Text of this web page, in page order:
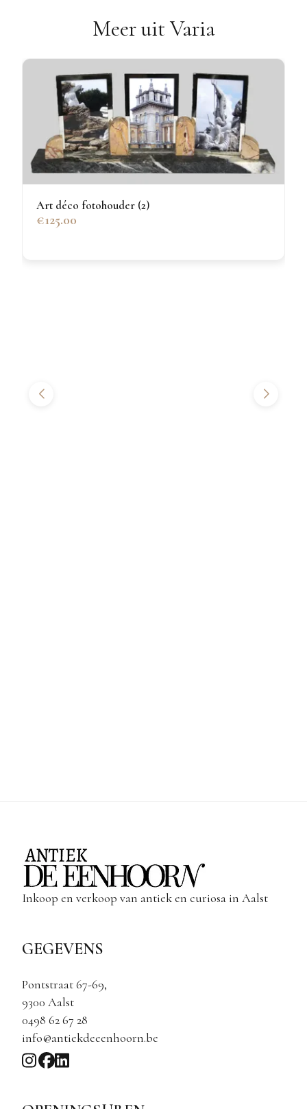
Meer uit Varia
Art déco fotohouder (2)
€125.00
Inkoop en verkoop van antiek en curiosa in Aalst
GEGEVENS
Pontstraat 67-69,
9300 Aalst
0498 62 67 28
info@antiekdeeenhoorn.be